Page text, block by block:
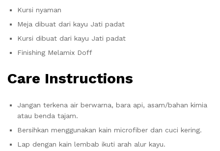
Kursi nyaman
Meja dibuat dari kayu Jati padat
Kursi dibuat dari kayu Jati padat
Finishing Melamix Doff
Care Instructions
Jangan terkena air berwarna, bara api, asam/bahan kimia
atau benda tajam.
Bersihkan menggunakan kain microfiber dan cuci kering.
Lap dengan kain lembab ikuti arah alur kayu.